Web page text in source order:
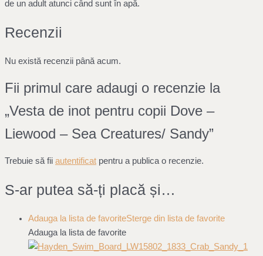
de un adult atunci când sunt în apă.
Recenzii
Nu există recenzii până acum.
Fii primul care adaugi o recenzie la
„Vesta de inot pentru copii Dove –
Liewood – Sea Creatures/ Sandy”
Trebuie să fii autentificat pentru a publica o recenzie.
S-ar putea să-ți placă și…
Adauga la lista de favoriteSterge din lista de favorite
Adauga la lista de favorite